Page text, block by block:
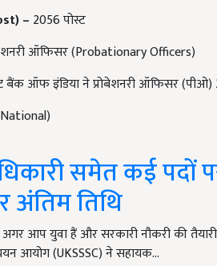
– 2056 पोस्ट
ऑफिसर (Probationary Officers)
बैंक ऑफ इंडिया ने प्रोबेशनरी ऑफिसर (पीओ)
(National)
समेत कई पदों
अंतिम तिथि
अगर आप युवा हैं और सरकारी नौकरी की
आयोग (UKSSSC) ने सहायक…